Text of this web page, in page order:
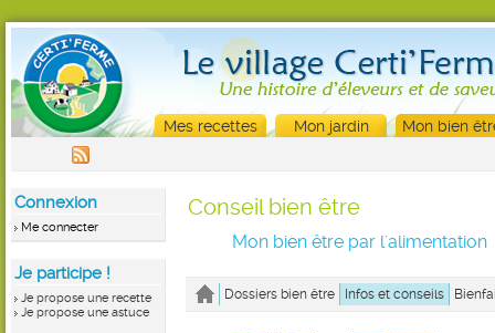
Mes recettes Mon jardin Mon bien
Connexion
Me connecter
Je participe !
Je propose une recette
Je propose une astuce
Conseil bien être
Mon bien être par l'alimentation
Dossiers bien être Infos et conseils